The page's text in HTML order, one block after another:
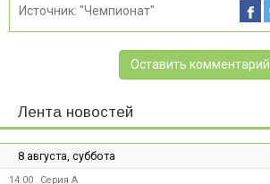
Источник: "Чемпионат"
Оставить комментарий
Лента новостей
8 августа, суббота
14:00 Серия А